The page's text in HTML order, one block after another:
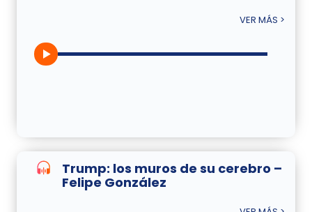
VER MÁS >
Trump: los muros de su cerebro –
Felipe González